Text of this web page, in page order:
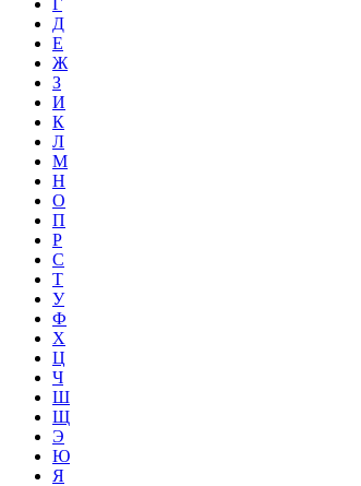
Г
Д
Е
Ж
З
И
К
Л
М
Н
О
П
Р
С
Т
У
Ф
Х
Ц
Ч
Ш
Щ
Э
Ю
Я